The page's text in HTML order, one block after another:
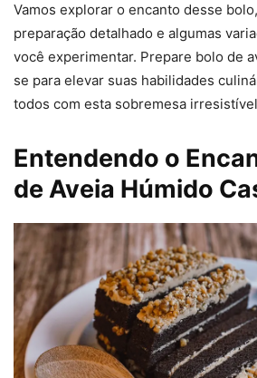
Vamos explorar o encanto desse
preparação detalhado e algumas
você experimentar. Prepare bolo de
se para elevar suas habilidades
todos com esta sobremesa
Entendendo o
de Aveia Húmido